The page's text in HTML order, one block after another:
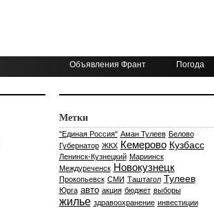
Объявления Франт Погода
Метки
"Единая Россия" Аман Тулеев Белово
Губернатор ЖКХ Кемерово Кузбасс
Ленинск-Кузнецкий Мариинск
Междуреченск Новокузнецк
Прокопьевск СМИ Таштагол Тулеев
Юрга авто акция бюджет выборы
жилье здравоохранение инвестиции